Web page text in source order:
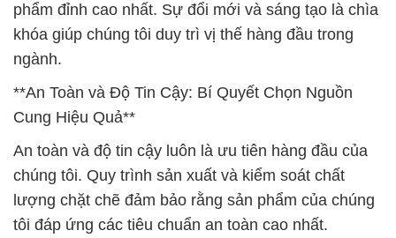
phẩm đỉnh cao nhất. Sự đổi mới và sáng tạo là chìa
khóa giúp chúng tôi duy trì vị thế hàng đầu trong
ngành.
**An Toàn và Độ Tin Cậy: Bí Quyết Chọn Nguồn
Cung Hiệu Quả**
An toàn và độ tin cậy luôn là ưu tiên hàng đầu của
chúng tôi. Quy trình sản xuất và kiểm soát chất
lượng chặt chẽ đảm bảo rằng sản phẩm của chúng
tôi đáp ứng các tiêu chuẩn an toàn cao nhất.